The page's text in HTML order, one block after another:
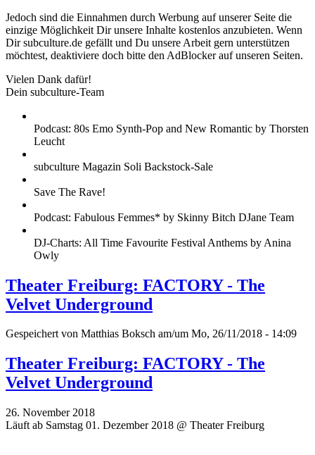
Jedoch sind die Einnahmen durch Werbung auf unserer Seite die
einzige Möglichkeit Dir unsere Inhalte kostenlos anzubieten. Wenn
Dir subculture.de gefällt und Du unsere Arbeit gern unterstützen
möchtest, deaktiviere doch bitte den AdBlocker auf unseren Seiten.
Vielen Dank dafür!
Dein subculture-Team
Podcast: 80s Emo Synth-Pop and New Romantic by Thorsten
Leucht
subculture Magazin Soli Backstock-Sale
Save The Rave!
Podcast: Fabulous Femmes* by Skinny Bitch DJane Team
DJ-Charts: All Time Favourite Festival Anthems by Anina
Owly
Theater Freiburg: FACTORY - The
Velvet Underground
Gespeichert von Matthias Boksch am/um Mo, 26/11/2018 - 14:09
Theater Freiburg: FACTORY - The
Velvet Underground
26. November 2018
Läuft ab Samstag 01. Dezember 2018 @ Theater Freiburg